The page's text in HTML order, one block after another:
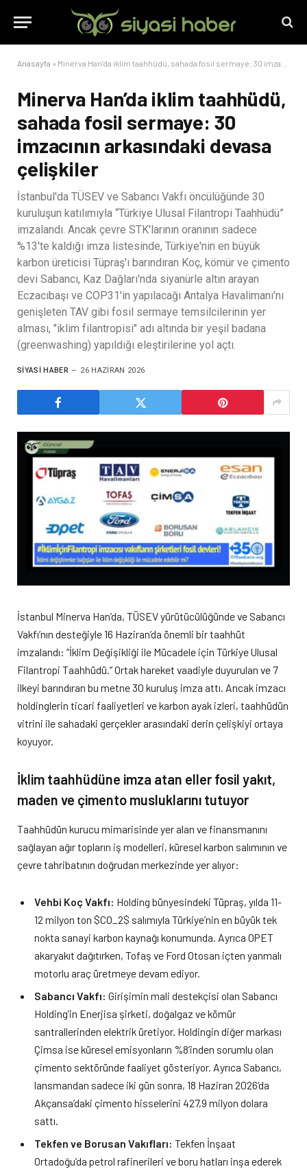
Anasayfa » Minerva Han’da iklim taahhüdü, sahada fosil sermaye: 30 imzacının arkasındaki devasa çelişkiler
Minerva Han’da iklim taahhüdü,
sahada fosil sermaye: 30
imzacının arkasındaki devasa
çelişkiler
İstanbul'da TÜSEV ve Sabancı Vakfı öncülüğünde 30
kuruluşun katılımıyla “Türkiye Ulusal Filantropi Taahhüdü”
imzalandı. Ancak çevre STK'larının oranının sadece
%13'te kaldığı imza listesinde, Türkiye'nin en büyük
karbon üreticisi Tüpraş'ı barındıran Koç, kömür ve çimento
devi Sabancı, Kaz Dağları'nda siyanürle altın arayan
Eczacıbaşı ve COP31'in yapılacağı Antalya Havalimanı'nı
genişleten TAV gibi fosil sermaye temsilcilerinin yer
alması, "iklim filantropisi" adı altında bir yeşil badana
(greenwashing) yapıldığı eleştirilerine yol açtı.
SIYASI HABER 26 HAZIRAN 2026
İstanbul Minerva Han’da, TÜSEV yürütücülüğünde ve Sabancı
Vakfı’nın desteğiyle 16 Haziran’da önemli bir taahhüt
imzalandı: “İklim Değişikliği ile Mücadele için Türkiye Ulusal
Filantropi Taahhüdü.” Ortak hareket vaadiyle duyurulan ve 7
ilkeyi barındıran bu metne 30 kuruluş imza attı. Ancak imzacı
holdinglerin ticari faaliyetleri ve karbon ayak izleri, taahhüdün
vitrini ile sahadaki gerçekler arasındaki derin çelişkiyi ortaya
koyuyor.
İklim taahhüdüne imza atan eller fosil yakıt,
maden ve çimento musluklarını tutuyor
Taahhüdün kurucu mimarisinde yer alan ve finansmanını
sağlayan ağır topların iş modelleri, küresel karbon salımının ve
çevre tahribatının doğrudan merkezinde yer alıyor:
Vehbi Koç Vakfı: Holding bünyesindeki Tüpraş, yılda 11-
12 milyon ton $CO_2$ salımıyla Türkiye’nin en büyük tek
nokta sanayi karbon kaynağı konumunda. Ayrıca OPET
akaryakıt dağıtırken, Tofaş ve Ford Otosan içten yanmalı
motorlu araç üretmeye devam ediyor.
Sabancı Vakfı: Girişimin mali destekçisi olan Sabancı
Holding’in Enerjisa şirketi, doğalgaz ve kömür
santrallerinden elektrik üretiyor. Holdingin diğer markası
Çimsa ise küresel emisyonların %8’inden sorumlu olan
çimento sektöründe faaliyet gösteriyor. Ayrıca Sabancı,
lansmandan sadece iki gün sonra, 18 Haziran 2026’da
Akçansa’daki çimento hisselerini 427,9 milyon dolara
sattı.
Tekfen ve Borusan Vakıfları: Tekfen İnşaat
Ortadoğu’da petrol rafinerileri ve boru hatları inşa ederek